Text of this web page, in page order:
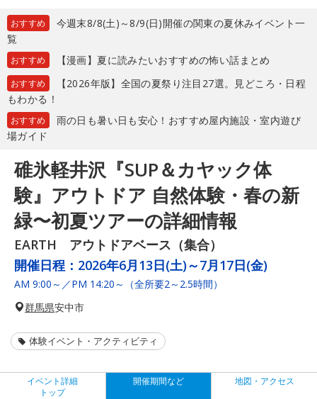
おすすめ
今週末8/8(土)～8/9(日)開催の関東の夏休みイベント一
覧
おすすめ 【漫画】夏に読みたいおすすめの怖い話まとめ
おすすめ
【2026年版】全国の夏祭り注目27選。見どころ・日程
もわかる！
おすすめ
雨の日も暑い日も安心！おすすめ屋内施設・室内遊び
場ガイド
碓氷軽井沢『SUP＆カヤック体
験』アウトドア 自然体験・春の新
緑〜初夏ツアーの詳細情報
EARTH アウトドアベース（集合）
開催日程： 2026年6月13日(土)～7月17日(金)
AM 9:00～／PM 14:20～（全所要2～2.5時間）
群馬県安中市
体験イベント・アクティビティ
イベント詳細
トップ
開催期間など 地図・アクセス